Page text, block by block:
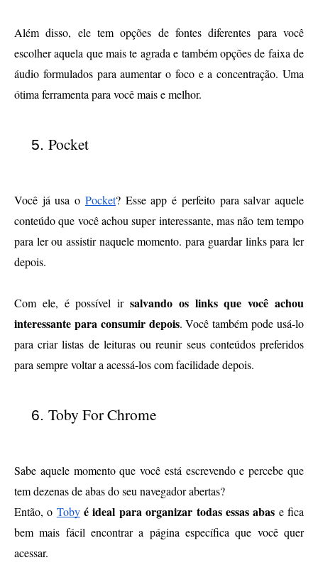
Além disso, ele tem opções de fontes diferentes para você
escolher aquela que mais te agrada e também opções de faixa de
áudio formulados para aumentar o foco e a concentração. Uma
ótima ferramenta para você mais e melhor.
Pocket
Você já usa o Pocket? Esse app é perfeito para salvar aquele
conteúdo que você achou super interessante, mas não tem tempo
para ler ou assistir naquele momento. para guardar links para ler
depois.
Com ele, é possível ir salvando os links que você achou
interessante para consumir depois. Você também pode usá-lo
para criar listas de leituras ou reunir seus conteúdos preferidos
para sempre voltar a acessá-los com facilidade depois.
Toby For Chrome
Sabe aquele momento que você está escrevendo e percebe que
tem dezenas de abas do seu navegador abertas?
Então, o Toby é ideal para organizar todas essas abas e fica
bem mais fácil encontrar a página específica que você quer
acessar.